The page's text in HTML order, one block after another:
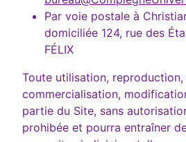
Par voie postale à
domiciliée 124, rue des
FÉLIX
Toute utilisation,
commercialisation,
partie du Site, sans
prohibée et pourra entraîner